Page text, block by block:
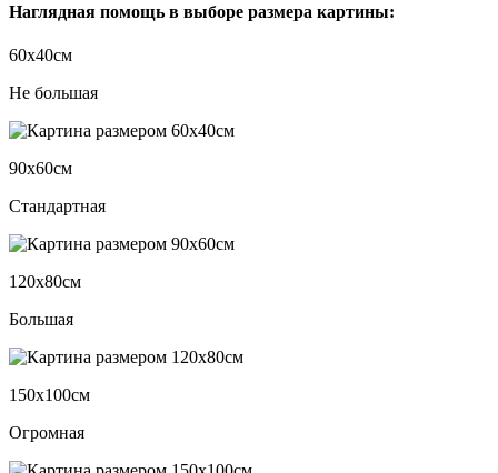
Наглядная помощь в выборе размера картины:
60х40см
Не большая
90х60см
Стандартная
120х80см
Большая
150х100см
Огромная